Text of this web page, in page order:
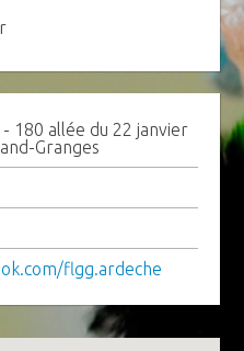
180 allée du 22 janvier
Granges
flgg.ardeche